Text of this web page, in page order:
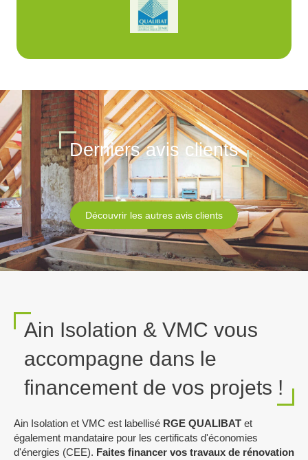
Derniers avis clients
Découvrir les autres avis clients
Ain Isolation & VMC vous
accompagne dans le
financement de vos projets !
Ain Isolation et VMC est labellisé RGE QUALIBAT et
également mandataire pour les certificats d'économies
d'énergies (CEE). Faites financer vos travaux de rénovation